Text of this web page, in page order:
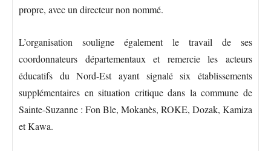
propre, avec un directeur non nommé.
L’organisation souligne également le travail de ses
coordonnateurs départementaux et remercie les acteurs
éducatifs du Nord-Est ayant signalé six établissements
supplémentaires en situation critique dans la commune de
Sainte-Suzanne : Fon Ble, Mokanès, ROKE, Dozak, Kamiza
et Kawa.